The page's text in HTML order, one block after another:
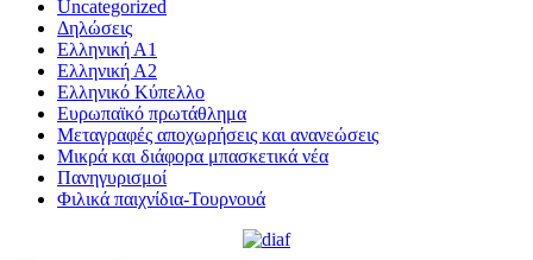
Uncategorized
Δηλώσεις
Ελληνική Α1
Ελληνική Α2
Ελληνικό Κύπελλο
Ευρωπαϊκό πρωτάθλημα
Μεταγραφές αποχωρήσεις και ανανεώσεις
Μικρά και διάφορα μπασκετικά νέα
Πανηγυρισμοί
Φιλικά παιχνίδια-Τουρνουά